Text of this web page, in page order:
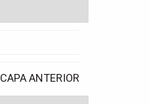
CAPA ANTERIOR